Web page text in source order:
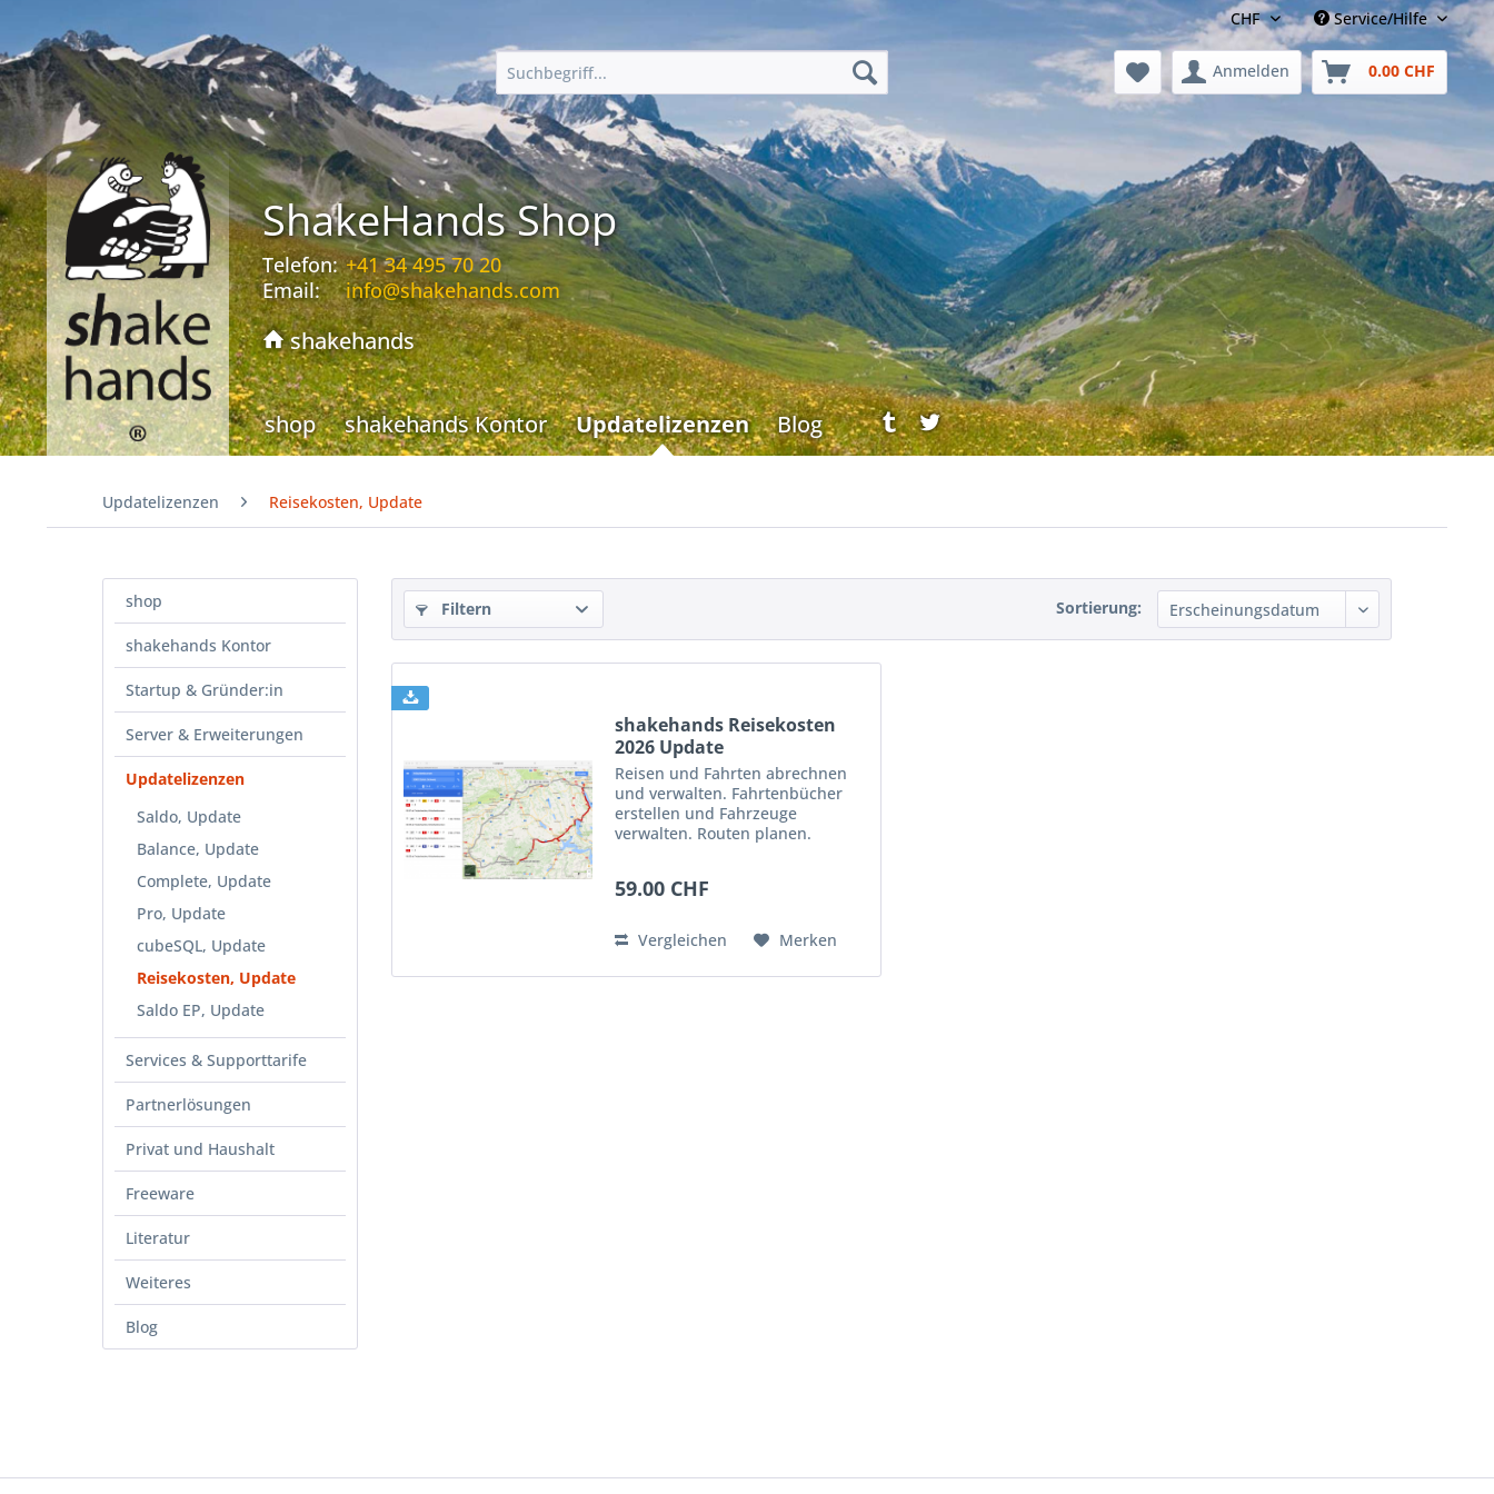
Service/Hilfe
ShakeHands Shop
Telefon:+41 34 495 70 20
Email:
info@shakehands.com
shakehands
Anmelden 0.00 CHF
shop shakehands Kontor Updatelizenzen Blog
Updatelizenzen Reisekosten, Update
shop
shakehands Kontor
Startup & Gründer:in
Server & Erweiterungen
Updatelizenzen
Saldo, Update
Balance, Update
Complete, Update
Pro, Update
cubeSQL, Update
Reisekosten, Update
Saldo EP, Update
Services & Supporttarife
Partnerlösungen
Privat und Haushalt
Freeware
Literatur
Weiteres
Blog
Filtern Sortierung:
shakehands Reisekosten
2026 Update
Reisen und Fahrten abrechnen
und verwalten. Fahrtenbücher
erstellen und Fahrzeuge
verwalten. Routen planen.
App für iPhone und iPad von
shakehands...
59.00 CHF
Vergleichen Merken